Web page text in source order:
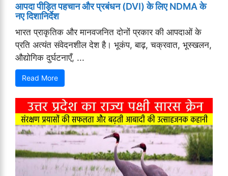
आपदा पीड़ित पहचान और प्रबंधन (DVI) के लिए NDMA के
नए दिशानिर्देश
भारत प्राकृतिक और मानवजनित दोनों प्रकार की आपदाओं के
प्रति अत्यंत संवेदनशील देश है। भूकंप, बाढ़, चक्रवात, भूस्खलन,
औद्योगिक दुर्घटनाएँ, ...
Read More